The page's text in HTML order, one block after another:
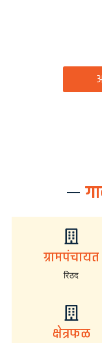
ग्रामपंचायत
रिठद
क्षेत्रफळ